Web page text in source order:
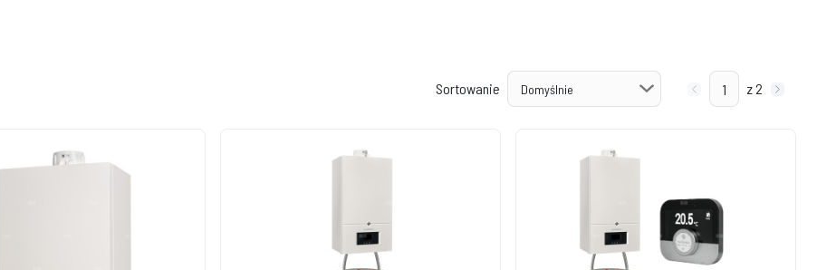
Sortowanie z 2